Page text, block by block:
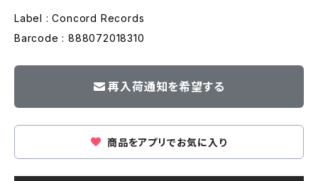
Label : Concord Records
Barcode : 888072018310
再入荷通知を希望する
商品をアプリでお気に入り